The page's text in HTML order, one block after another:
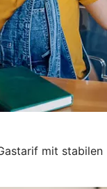
mit stabilen